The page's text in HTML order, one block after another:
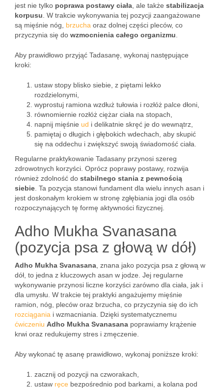
jest nie tylko poprawa postawy ciała , ale także stabilizacja
korpusu . W trakcie wykonywania tej pozycji zaangażowane
są mięśnie nóg, brzucha oraz dolnej części pleców, co
przyczynia się do wzmocnienia całego organizmu
Aby prawidłowo przyjąć Tadasanę, wykonaj następujące
kroki:
ustaw stopy blisko siebie, z piętami lekko
rozdzielonymi,
wyprostuj ramiona wzdłuż tułowia i rozłóż palce dłoni,
równomiernie rozłóż ciężar ciała na stopach,
napnij mięśnie ud i delikatnie skręć je do wewnątrz,
pamiętaj o długich i głębokich wdechach, aby skupić
się na oddechu i zwiększyć swoją świadomość ciała.
Regularne praktykowanie Tadasany przynosi szereg
zdrowotnych korzyści. Oprócz poprawy postawy, rozwija
również zdolność do stabilnego stania z pewnością
siebie . Ta pozycja stanowi fundament dla wielu innych asan i
jest doskonałym krokiem w stronę zgłębiania jogi dla osób
rozpoczynających tę formę aktywności fizycznej.
Adho Mukha Svanasana
(pozycja psa z głową w dół)
Adho Mukha Svanasana , znana jako pozycja psa z głową w
dół, to jedna z kluczowych asan w jodze. Jej regularne
wykonywanie przynosi liczne korzyści zarówno dla ciała, jak i
dla umysłu. W trakcie tej praktyki angażujemy mięśnie
ramion, nóg, pleców oraz brzucha, co przyczynia się do ich
rozciągania i wzmacniania. Dzięki systematycznemu
ćwiczeniu Adho Mukha Svanasana poprawiamy krążenie
krwi oraz redukujemy stres i zmęczenie.
Aby wykonać tę asanę prawidłowo, wykonaj poniższe kroki:
zacznij od pozycji na czworakach,
ustaw ręce bezpośrednio pod barkami, a kolana pod